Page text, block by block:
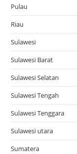
Pulau
Riau
Sulawesi
Sulawesi Barat
Sulawesi Selatan
Sulawesi Tengah
Sulawesi Tenggara
Sulawesi utara
Sumatera